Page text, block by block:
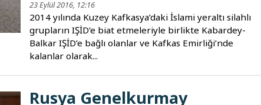
23 Eylül 2016, 12:16
2014 yılında Kuzey Kafkasya’daki İslami yeraltı silahlı
grupların IŞİD’e biat etmeleriyle birlikte Kabardey-
Balkar IŞİD’e bağlı olanlar ve Kafkas Emirliği’nde
kalanlar olarak...
Rusya Genelkurmay